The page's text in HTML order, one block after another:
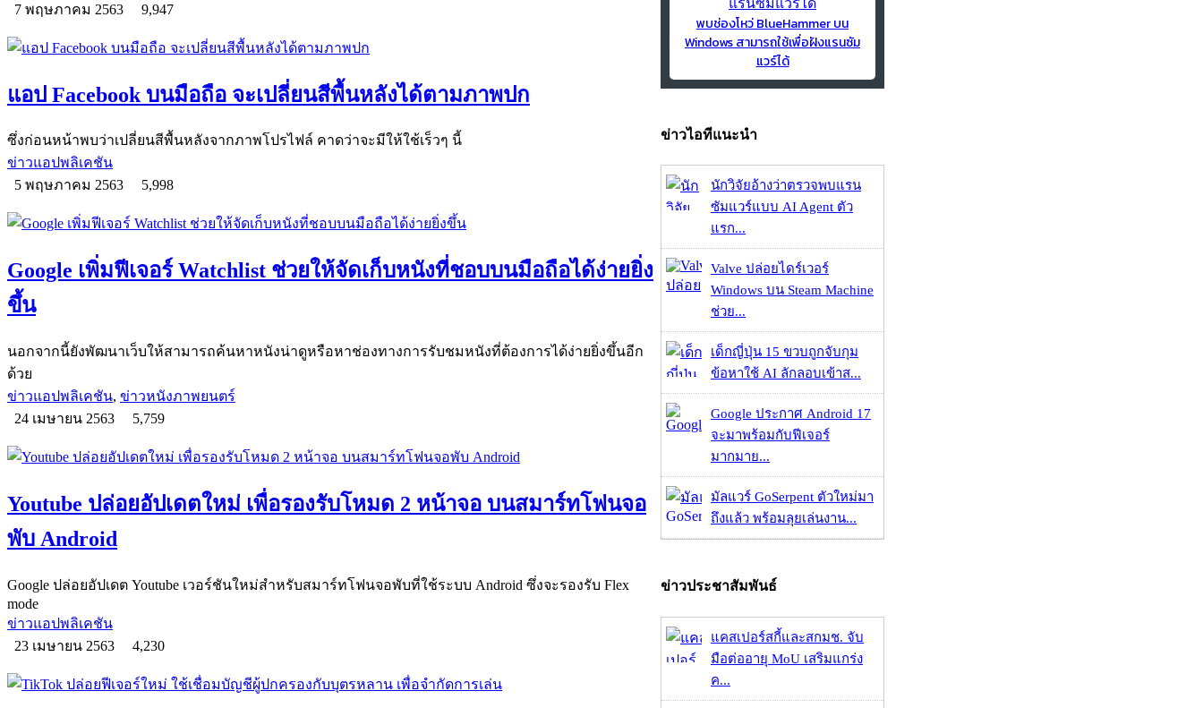
7 พฤษภาคม 2563
9,947
แอป Facebook บนมือถือ จะเปลี่ยนสีพื้นหลังได้ตามภาพปก
ซึ่งก่อนหน้าพบว่าเปลี่ยนสีพื้นหลังจากภาพโปรไฟล์ คาดว่าจะมีให้ใช้เร็วๆ นี้
ข่าวแอปพลิเคชัน
5 พฤษภาคม 2563
5,998
Google เพิ่มฟีเจอร์ Watchlist ช่วยให้จัดเก็บหนังที่ชอบบนมือถือได้ง่ายยิ่ง
ขึ้น
นอกจากนี้ยังพัฒนาเว็บให้สามารถค้นหาหนังน่าดูหรือหาช่องทางการรับชมหนังที่ต้องการได้ง่ายยิ่งขึ้นอีก
ด้วย
ข่าวแอปพลิเคชัน, ข่าวหนังภาพยนตร์
24 เมษายน 2563
5,759
Youtube ปล่อยอัปเดตใหม่ เพื่อรองรับโหมด 2 หน้าจอ บนสมาร์ทโฟนจอ
พับ Android
Google ปล่อยอัปเดต Youtube เวอร์ชันใหม่สำหรับสมาร์ทโฟนจอพับที่ใช้ระบบ Android ซึ่งจะรองรับ Flex
mode
ข่าวแอปพลิเคชัน
23 เมษายน 2563
4,230
พบช่องโหว่ BlueHammer บน
Windows สามารถใช้เพื่อฝังแรนซัม
แวร์ได้
ข่าวไอทีแนะนำ
นักวิจัยอ้างว่าตรวจพบแรน
ซัมแวร์แบบ AI Agent ตัว
แรก...
Valve ปล่อยไดร์เวอร์
Windows บน Steam Machine
ช่วย...
เด็กญี่ปุ่น 15 ขวบถูกจับกุม
ข้อหาใช้ AI ลักลอบเข้าส...
Google ประกาศ Android 17
จะมาพร้อมกับฟีเจอร์
มากมาย...
มัลแวร์ GoSerpent ตัวใหม่มา
ถึงแล้ว พร้อมลุยเล่นงาน...
ข่าวประชาสัมพันธ์
แคสเปอร์สกี้และสกมช. จับ
มือต่ออายุ MoU เสริมแกร่ง
ค...